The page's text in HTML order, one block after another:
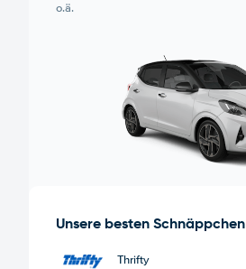
o.ä.
Unsere besten Schnäppchen
Thrifty